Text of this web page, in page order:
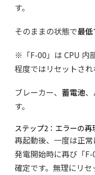
す。
そのままの状態で最
※「F-00」は CPU 内
程度ではリセットされ
ブレーカー、 蓄電池
す。
ステップ2：エラーの再
再起動後、一度は正
発電開始時に再び「
確定です。無理にリ